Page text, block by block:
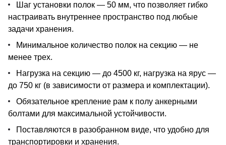
Шаг установки полок — 50 мм, что позволяет гибко
настраивать внутреннее пространство под любые
задачи хранения.
Минимальное количество полок на секцию — не
менее трех.
Нагрузка на секцию — до 4500 кг, нагрузка на ярус —
до 750 кг (в зависимости от размера и комплектации).
Обязательное крепление рам к полу анкерными
болтами для максимальной устойчивости.
Поставляются в разобранном виде, что удобно для
транспортировки и хранения.